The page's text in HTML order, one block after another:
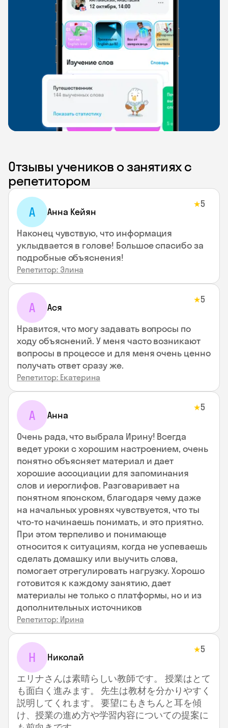
Отзывы учеников о занятиях с
репетитором
А Анна Кейян
★5
Наконец чувствую, что информация
уклыдвается в голове! Большое спасибо за
подробные объяснения!
Репетитор: Элина
А Ася
★5
Нравится, что могу задавать вопросы по
ходу объяснений. У меня часто возникают
вопросы в процессе и для меня очень ценно
получать ответ сразу же.
Репетитор: Екатерина
А Анна
★5
Очень рада, что выбрала Ирину! Всегда
ведет уроки с хорошим настроением, очень
понятно объясняет материал и дает
хорошие ассоциации для запоминания
слов и иероглифов. Разговаривает на
понятном японском, благодаря чему даже
на начальных уровнях чувствуется, что ты
что-то начинаешь понимать, и это приятно.
При этом терпеливо и понимающе
относится к ситуациям, когда не успеваешь
сделать домашку или выучить слова,
помогает отрегулировать нагрузку. Хорошо
готовится к каждому занятию, дает
материалы не только с платформы, но и из
дополнительных источников
Репетитор: Ирина
Н Николай
★5
エリナさんは素晴らしい教師です。 授業はとて
も面白く進みます。 先生は教材を分かりやすく
説明してくれます。 要望にもきちんと耳を傾
け、授業の進め方や学習内容についての提案に